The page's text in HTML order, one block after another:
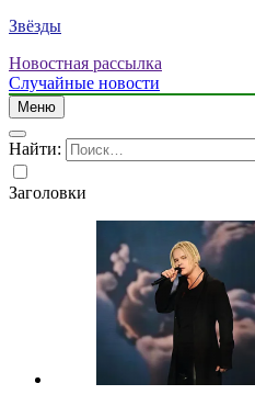
Звёзды
Новостная рассылка
Случайные новости
Меню
Найти:
Заголовки